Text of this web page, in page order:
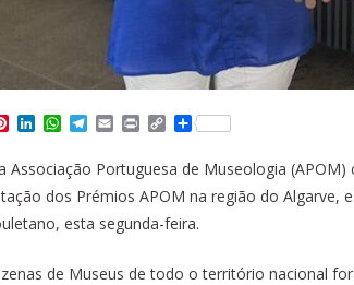
P
n
t
e
r
e
L
k
e
d
I
W
h
t
s
A
p
T
e
e
g
r
a
E
m
a
i
l
P
n
t
C
o
y
L
i
n
S
h
r
e
Associação Portuguesa de Museologia
dos Prémios APOM na região do Algarve,
esta segunda-feira.
de Museus de todo o território nacional